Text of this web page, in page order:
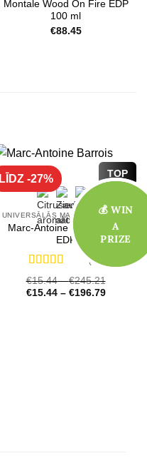
Montale Wood On Fire EDP
100 ml
€88.45
TOP
LĪDZ -27%
UNIVERSĀLĀS MARC-ANTOINE BARROIS SMARŽAS
Marc-Antoine Barrois Tilia
EDP
Novērtēts
ar4.72 no 5
(39)
€15.44–€245.21
€15.44– €196.79
💰 WIN
A
PRIZE
💰 WIN
A
PRIZE